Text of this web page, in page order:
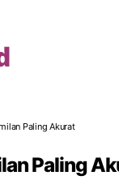
Paling Akurat
Paling